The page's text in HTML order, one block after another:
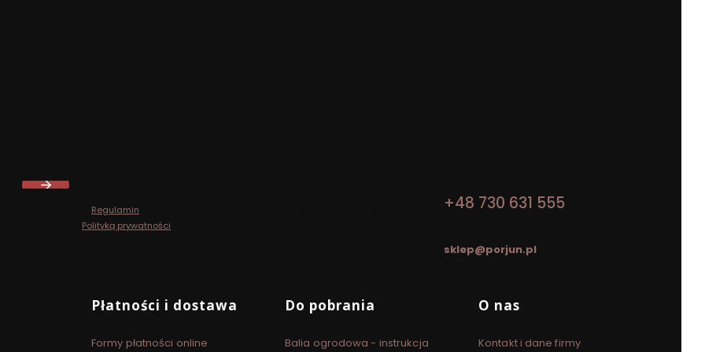
Regulamin
Polityką prywatności
+48 730 631 555
sklep@porjun.pl
Płatności i dostawa
Formy płatności online
Do pobrania
Balia ogrodowa - instrukcja
O nas
Kontakt i dane firmy